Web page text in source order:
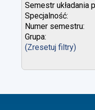
Semestr układania
Specjalność:
Numer semestru:
Grupa:
(Zresetuj filtry)